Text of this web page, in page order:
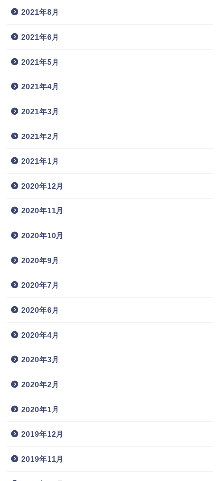
2021年8月
2021年6月
2021年5月
2021年4月
2021年3月
2021年2月
2021年1月
2020年12月
2020年11月
2020年10月
2020年9月
2020年7月
2020年6月
2020年4月
2020年3月
2020年2月
2020年1月
2019年12月
2019年11月